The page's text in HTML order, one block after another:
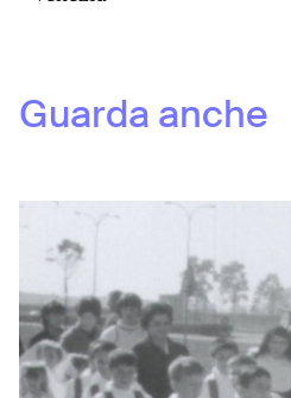
Guarda anche